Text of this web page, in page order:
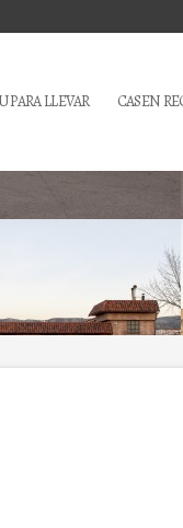
PARA LLEVAR CASEN